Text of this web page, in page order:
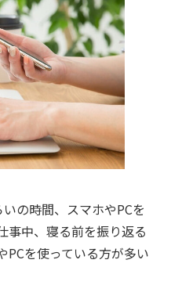
の時間、スマホやPCを
中、寝る前を振り返る
PCを使っている方が多い